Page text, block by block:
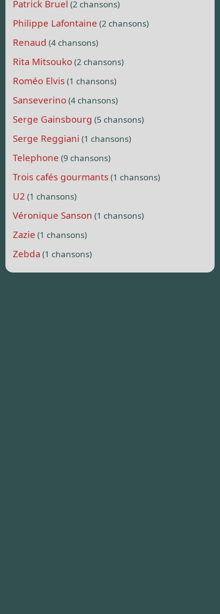
Patrick Bruel (2 chansons)
Philippe Lafontaine (2 chansons)
Renaud (4 chansons)
Rita Mitsouko(2 chansons)
Roméo Elvis (1 chansons)
Sanseverino(4 chansons)
Serge Gainsbourg (5 chansons)
Serge Reggiani (1 chansons)
Telephone (9 chansons)
Trois cafés gourmants (1 chansons)
U2 (1 chansons)
Véronique Sanson (1 chansons)
Zazie (1 chansons)
Zebda (1 chansons)